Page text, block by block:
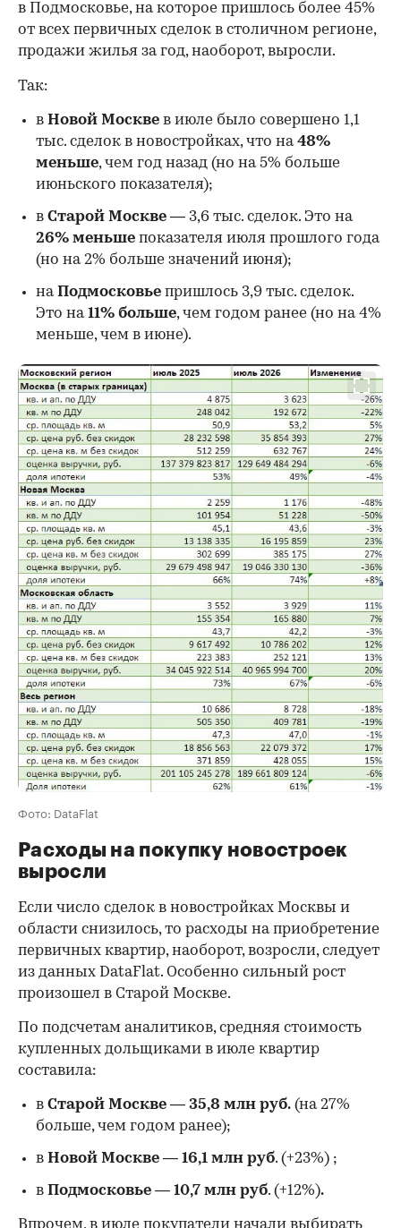
в Подмосковье, на которое пришлось более 45%
от всех первичных сделок в столичном регионе,
продажи жилья за год, наоборот, выросли.
00:00 / 00:00
Так:
в Новой Москве в июле было совершено 1,1
тыс. сделок в новостройках, что на48%
меньше, чем год назад (но на 5% больше
июньского показателя);
в Старой Москве — 3,6 тыс. сделок. Это на
26% меньше показателя июля прошлого года
(но на 2% больше значений июня);
наПодмосковье пришлось 3,9 тыс. сделок.
Это на11% больше, чем годом ранее (но на 4%
меньше, чем в июне).
Фото: DataFlat
Расходы на покупку новостроек
выросли
Если число сделок в новостройках Москвы и
области снизилось, то расходы на приобретение
первичных квартир, наоборот, возросли, следует
из данных DataFlat. Особенно сильный рост
произошел в Старой Москве.
По подсчетам аналитиков, средняя стоимость
купленных дольщиками в июле квартир
составила:
в Старой Москве — 35,8 млн руб. (на 27%
больше, чем годом ранее);
в Новой Москве — 16,1 млн руб. (+23%) ;
в Подмосковье — 10,7 млн руб. (+12%).